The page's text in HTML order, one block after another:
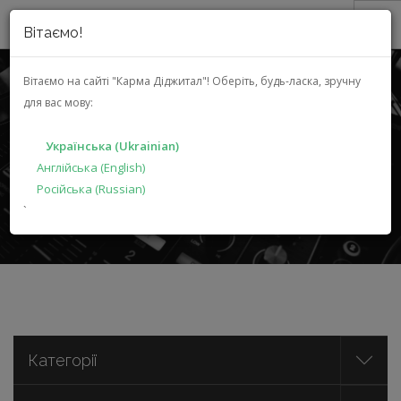
Вітаємо!
Вітаємо на сайті "Карма Діджитал"! Оберіть, будь-ласка, зручну
для вас мову:
Українська (Ukrainian)
Англійська (English)
Російська (Russian)
`
ПРО НАС
АКЦІЇ
РІШЕННЯ
ВИРОБНИКАМ
ПОШУК
ГОЛОВНА КАТАЛОГ
Категорії